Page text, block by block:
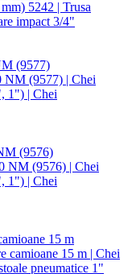
(9577)
(9576)
15 m